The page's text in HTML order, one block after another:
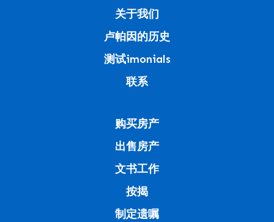
关于我们
卢帕因的历史
测试imonials
联系
购买房产
出售房产
文书工作
按揭
制定遗嘱